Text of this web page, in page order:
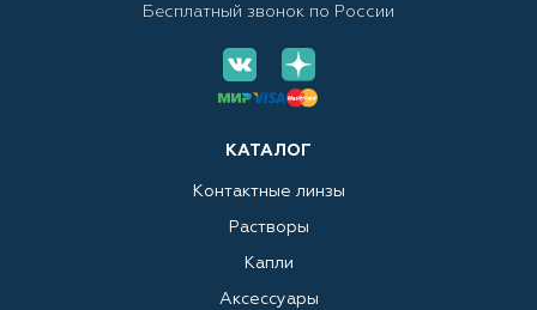
КАТАЛОГ
Контактные линзы
Растворы
Капли
Аксессуары
Бесплатный звонок по России